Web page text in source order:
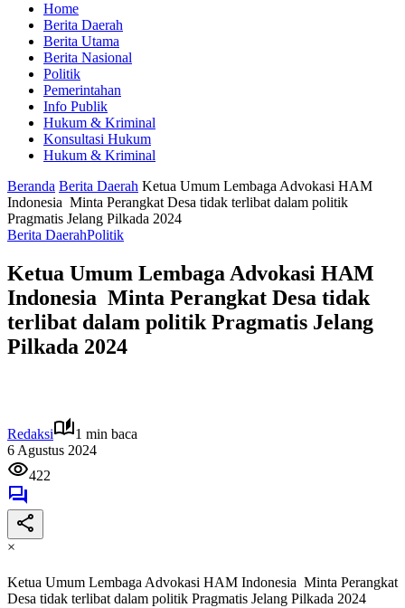
Home
Berita Daerah
Berita Utama
Berita Nasional
Politik
Pemerintahan
Info Publik
Hukum & Kriminal
Konsultasi Hukum
Hukum & Kriminal
Beranda Berita Daerah Ketua Umum Lembaga Advokasi HAM
Indonesia Minta Perangkat Desa tidak terlibat dalam politik
Pragmatis Jelang Pilkada 2024
Berita DaerahPolitik
Ketua Umum Lembaga Advokasi HAM
Indonesia Minta Perangkat Desa tidak
terlibat dalam politik Pragmatis Jelang
Pilkada 2024
Redaksi
1 min baca
6 Agustus 2024
422
×
Ketua Umum Lembaga Advokasi HAM Indonesia Minta Perangkat
Desa tidak terlibat dalam politik Pragmatis Jelang Pilkada 2024